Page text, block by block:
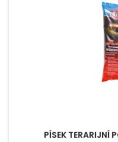
PÍSEK TERARIJNÍ